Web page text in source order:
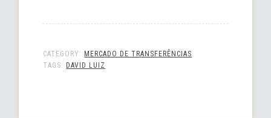
CATEGORY: MERCADO DE TRANSFERÊNCIAS
TAGS: DAVID LUIZ